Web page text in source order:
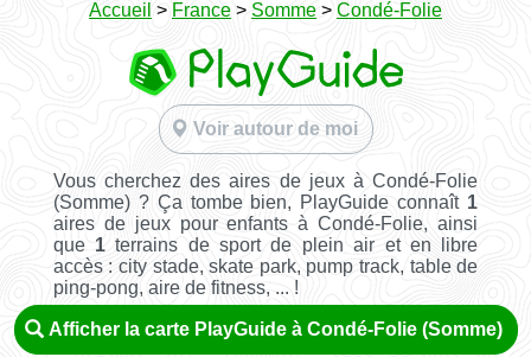
Accueil > France > Somme > Condé-Folie
Voir autour de moi
Vous cherchez des aires de jeux à Condé-Folie
(Somme) ? Ça tombe bien, PlayGuide connaît 1
aires de jeux pour enfants à Condé-Folie, ainsi
que 1 terrains de sport de plein air et en libre
accès : city stade, skate park, pump track, table de
ping-pong, aire de fitness, ... !
Afficher la carte PlayGuide à Condé-Folie (Somme)